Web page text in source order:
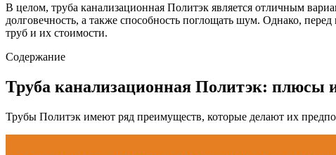
В целом, труба канализационная Политэк является отличным
долговечность, а также способность поглощать шум. Однако,
труб и их стоимости.
Содержание
Труба канализационная Политэк: плюсы
Трубы Политэк имеют ряд преимуществ, которые делают их